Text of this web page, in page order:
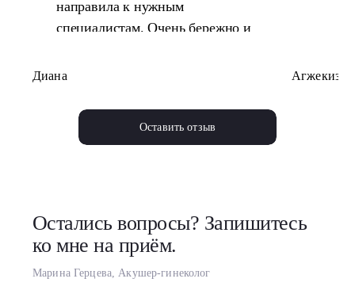
направила к нужным
специалистам. Очень бережно и
время уточняет, комфортно или
вернусь еще.
Диана Агжекиз
Оставить отзыв
Остались вопросы? Запишитесь
ко мне на приём.
Марина Герцева, Акушер-гинеколог